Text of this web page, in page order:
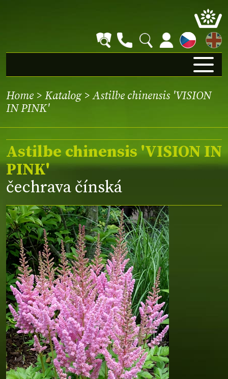
EN
Home > Katalog> Astilbe chinensis 'VISION
IN PINK'
Astilbe chinensis 'VISION IN
PINK'
čechrava čínská